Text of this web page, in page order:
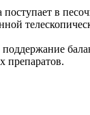
поступает в
препаратов.